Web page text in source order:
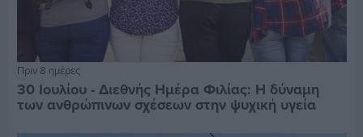
Πριν 8 ημέρες
30 Ιουλίου - Διεθνής Ημέρα Φιλίας: Η δύναμη
των ανθρώπινων σχέσεων στην ψυχική υγεία